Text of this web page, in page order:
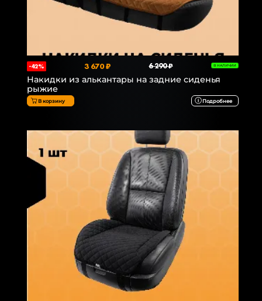
-42% 3 670 ₽ 6 290 ₽ В НАЛИЧИИ
Накидки из алькантары на задние сиденья
рыжие
В корзину Подробнее